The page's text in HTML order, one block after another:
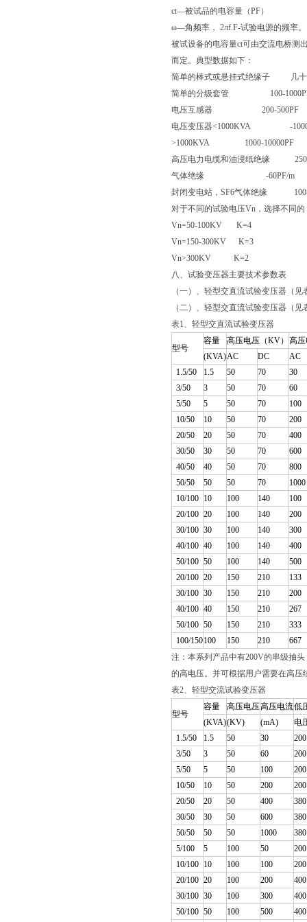
ct—被试品的电容量（PF）
ω—角频率， 2лf.F-试验电源的频率。
被试设备的电容量ct可由交流电桥测
而定。典型数据如下：
简单的棒式或悬挂式绝缘子 几十
简单的分级套管 100-
电压互感器 200-500PF
电压变压器<1000KVA -
>1000KVA 1000-10000PF
高压电力电缆和油浸纸绝缘 250-
气体绝缘 -60PF/m
封闭变电站，SF6气体绝缘 100-
对于不同的试验电压Vn，选择不同
Vn=50-100KV K=4
Vn=150-300KV K=3
Vn>300KV K=2
八、试验变压器主要技术参数表
（一）、轻型交直流试验变压器（见
（二）、轻型交直流试验变压器（见
表1、轻型交直流试验变压器
型号
容量 高压电压（KV） 高
(KVA)AC DC
AC
1.5/50
1.5 50 70
30
3/50
3 50 70
60
5/50
5 50 70
100
10/50
10 50 70
200
20/50
20 50 70
400
30/50
30 50 70
600
40/50
40 50 70
800
50/50
50 50 70
1000
10/100 10 100 140
100
20/100 20 100 140
200
30/100 30 100 140
300
40/100 40 100 140
400
50/100 50 100 140
500
20/100 20 150 210
133
30/100 30 150 210
200
40/100 40 150 210
267
50/100 50 150 210
333
100/150100 150 210
667
注：本系列产品中有200V的串级抽
的高电压。并可根据用户需要在高
表2、轻型交流试验变压器
型号
容量 高压电压高压电流低
(KVA)(KV) (mA)
电
1.5/50
1.5 50 30
200
3/50
3 50 60
200
5/50
5 50 100
200
10/50
10 50 200
200
20/50
20 50 400
380
30/50
30 50 600
380
50/50
50 50 1000
380
5/100
5 100 50
200
10/100 10 100 100
200
20/100 20 100 200
400
30/100 30 100 300
400
50/100 50 100 500
400